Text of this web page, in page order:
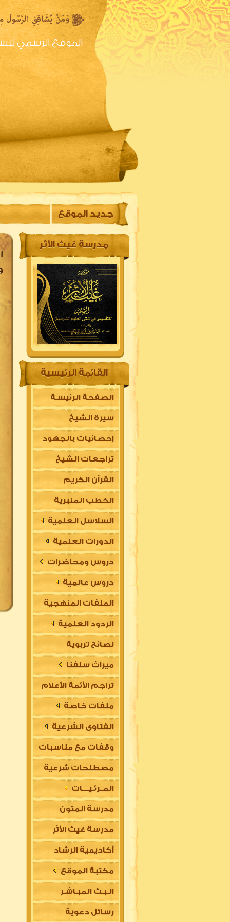
الموقع الرسمي
الصفحه الرئيسية
جديد الموقع
مدرسة غيث الأثر
القائمة الرئيسية
الصفحة الرئيسـة
سيرة الشيخ
إحصائيات بالجهود
تراجعات الشيخ
القرآن الكريم
الخطب المنبرية
السلاسل العلمية
الدورات العلمية
دروس ومحاضرات
دروس عالمية
الملفات المنهجية
الردود العلمية
نصائح تربوية
ميراث سلفنا
تراجم الأئمة الأعلام
ملفات خاصة
الفتاوى الشرعية
وقفات مع مناسبات
مصطلحات شرعية
المــرئـيــــات
مدرسة المتون
العلمية
مدرسة غيث الأثر
السلفية
أكاديمية الرشاد
العلمية للتأسيس
في مقدمات العلوم
الشرعية (للتعليم
مكتبة الموقع
الـبـث المبـاشـر
رسائل دعوية